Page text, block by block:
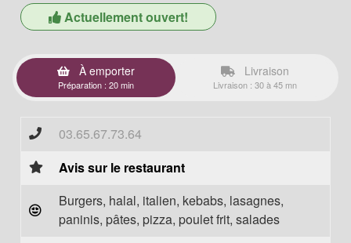
Actuellement ouvert!
À emporter
Préparation : 20 min
Livraison
Livraison : 30 à 45 mn
03.65.67.73.64
Avis sur le restaurant
Burgers, halal, italien, kebabs, lasagnes,
paninis, pâtes, pizza, poulet frit, salades